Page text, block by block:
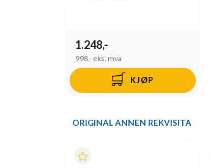
1.248,-
998,- eks. mva
KJØP
ORIGINAL ANNEN REKVISITA